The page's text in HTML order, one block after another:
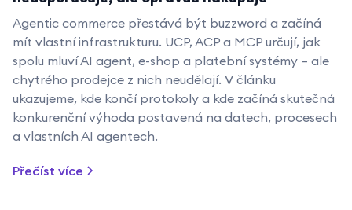
Agentic commerce přestává být buzzword a začíná
mít vlastní infrastrukturu. UCP, ACP a MCP určují, jak
spolu mluví AI agent, e-shop a platební systémy – ale
chytrého prodejce z nich neudělají. V článku
ukazujeme, kde končí protokoly a kde začíná skutečná
konkurenční výhoda postavená na datech, procesech
a vlastních AI agentech.
Přečíst více